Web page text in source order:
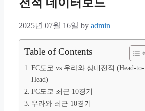
전적 데이터보드
2025년 07월 16일 by admin
Table of Contents
FC도쿄 vs 우라와 상대전적 (Head-to-
Head)
FC도쿄 최근 10경기
우라와 최근 10경기